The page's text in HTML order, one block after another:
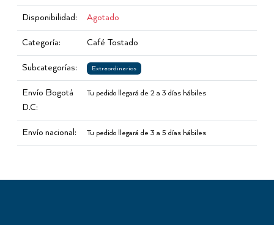
Disponibilidad: Agotado
Categoría: Café Tostado
Subcategorías: Extraordinarios
Envío Bogotá
D.C:
Tu pedido llegará de 2 a 3 días hábiles
Envío nacional: Tu pedido llegará de 3 a 5 días hábiles